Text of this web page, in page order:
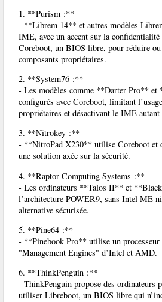
1. **Purism :**
- **Librem 14** et autres modèles
IME, avec un accent sur la
Coreboot, un BIOS libre, pour réduire
composants propriétaires.
2. **System76 :**
- Les modèles comme **Darter Pro** et
configurés avec Coreboot, limitant
propriétaires et désactivant le IME autant
3. **Nitrokey :**
- **NitroPad X230** utilise Coreboot et
une solution axée sur la sécurité.
4. **Raptor Computing Systems :**
- Les ordinateurs **Talos II** et
l’architecture POWER9, sans Intel ME
alternative sécurisée.
5. **Pine64 :**
- **Pinebook Pro** utilise un
"Management Engines" d’Intel et AMD.
6. **ThinkPenguin :**
- ThinkPenguin propose des ordinateurs
utiliser Libreboot, un BIOS libre qui